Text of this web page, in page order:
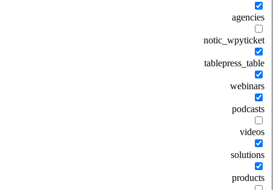
agencies
notic_wpyticket
tablepress_table
webinars
podcasts
videos
solutions
products